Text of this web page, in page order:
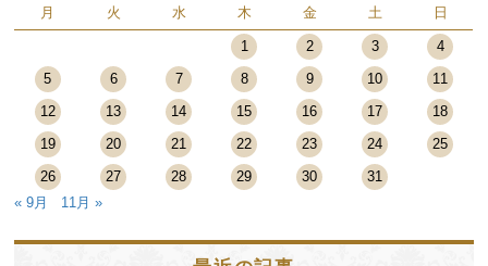
月 火 水 木 金 土 日
1 2 3
4
5
6 7 8 9 10
11
12
13 14 15 16 17
18
19
20 21 22 23 24
25
26
27 28 29 30
31
« 9月
11月 »